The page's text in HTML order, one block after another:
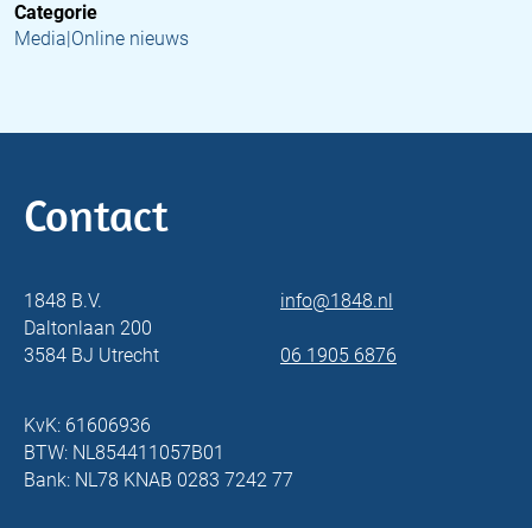
Categorie
Media|Online nieuws
Contact
1848 B.V.
Daltonlaan 200
3584 BJ Utrecht
info@1848.nl
06 1905 6876
KvK: 61606936
BTW: NL854411057B01
Bank: NL78 KNAB 0283 7242 77